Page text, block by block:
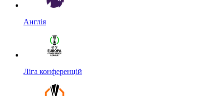
Англія
Ліга конференцій